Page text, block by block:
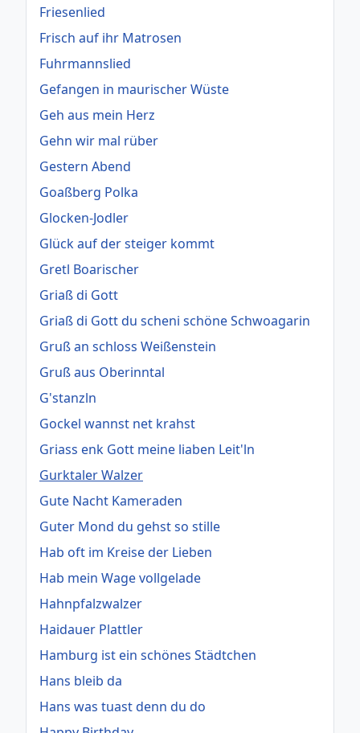
Friesenlied
Frisch auf ihr Matrosen
Fuhrmannslied
Gefangen in maurischer Wüste
Geh aus mein Herz
Gehn wir mal rüber
Gestern Abend
Goaßberg Polka
Glocken-Jodler
Glück auf der steiger kommt
Gretl Boarischer
Griaß di Gott
Griaß di Gott du scheni schöne Schwoagarin
Gruß an schloss Weißenstein
Gruß aus Oberinntal
G'stanzln
Gockel wannst net krahst
Griass enk Gott meine liaben Leit'ln
Gurktaler Walzer
Gute Nacht Kameraden
Guter Mond du gehst so stille
Hab oft im Kreise der Lieben
Hab mein Wage vollgelade
Hahnpfalzwalzer
Haidauer Plattler
Hamburg ist ein schönes Städtchen
Hans bleib da
Hans was tuast denn du do